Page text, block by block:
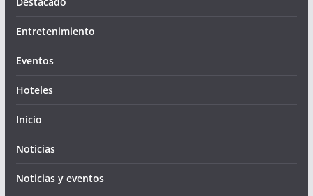
Entretenimiento
Eventos
Hoteles
Inicio
Noticias
Noticias y eventos